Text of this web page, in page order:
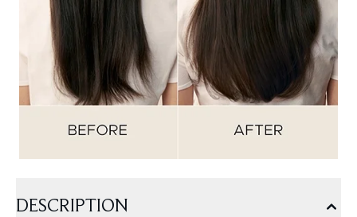
DESCRIPTION